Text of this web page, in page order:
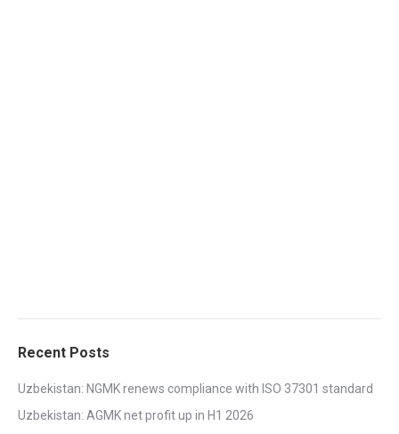
Recent Posts
Uzbekistan: NGMK renews compliance with ISO 37301 standard
Uzbekistan: AGMK net profit up in H1 2026